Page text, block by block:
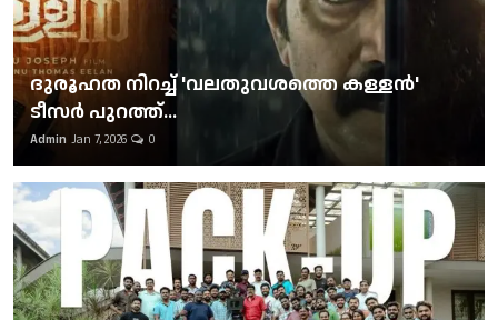
ദുരൂഹത നിറച്ച് 'വലതുവശത്തെ കള്ളന്‍'
ടീസര്‍ പുറത്ത്...
Admin Jan 7, 2026 0